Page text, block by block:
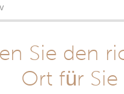
Sie den
Ort für Sie